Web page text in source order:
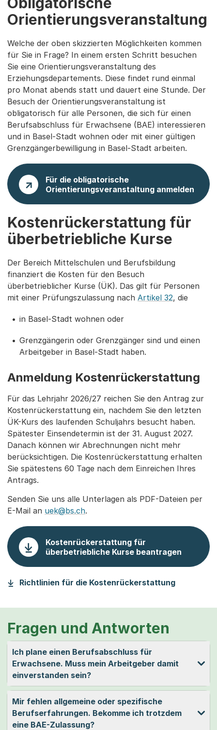
Orientierungsveranstaltung
Welche der oben skizzierten Möglichkeiten kommen
für Sie in Frage? In einem ersten Schritt besuchen
Sie eine Orientierungsveranstaltung des
Erziehungsdepartements. Diese findet rund einmal
pro Monat abends statt und dauert eine Stunde. Der
Besuch der Orientierungsveranstaltung ist
obligatorisch für alle Personen, die sich für einen
Berufsabschluss für Erwachsene (BAE) interessieren
und in Basel-Stadt wohnen oder mit einer gültigen
Grenzgängerbewilligung in Basel-Stadt arbeiten.
Für die obligatorische
Orientierungsveranstaltung anmelden
Kostenrückerstattung für
überbetriebliche Kurse
Der Bereich Mittelschulen und Berufsbildung
finanziert die Kosten für den Besuch
überbetrieblicher Kurse (ÜK). Das gilt für Personen
mit einer Prüfungszulassung nach Artikel 32, die
in Basel-Stadt wohnen oder
Grenzgängerin oder Grenzgänger sind und einen
Arbeitgeber in Basel-Stadt haben.
Anmeldung Kostenrückerstattung
Für das Lehrjahr 2026/27 reichen Sie den Antrag zur
Kostenrückerstattung ein, nachdem Sie den letzten
ÜK-Kurs des laufenden Schuljahrs besucht haben.
Spätester Einsendetermin ist der 31. August 2027.
Danach können wir Abrechnungen nicht mehr
berücksichtigen. Die Kostenrückerstattung erhalten
Sie spätestens 60 Tage nach dem Einreichen Ihres
Antrags.
Senden Sie uns alle Unterlagen als PDF-Dateien per
E-Mail an uek@bs.ch.
Kostenrückerstattung für
überbetriebliche Kurse beantragen
Richtlinien für die Kostenrückerstattung(Startet
Fragen und Antworten
Ich plane einen Berufsabschluss für
Erwachsene. Muss mein Arbeitgeber damit
einverstanden sein?
Mir fehlen allgemeine oder spezifische
Berufserfahrungen. Bekomme ich trotzdem
eine BAE-Zulassung?